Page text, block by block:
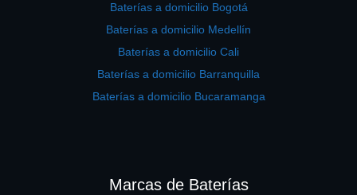
Baterías a domicilio Bogotá
Baterías a domicilio Medellín
Baterías a domicilio Cali
Baterías a domicilio Barranquilla
Baterías a domicilio Bucaramanga
Marcas de Baterías